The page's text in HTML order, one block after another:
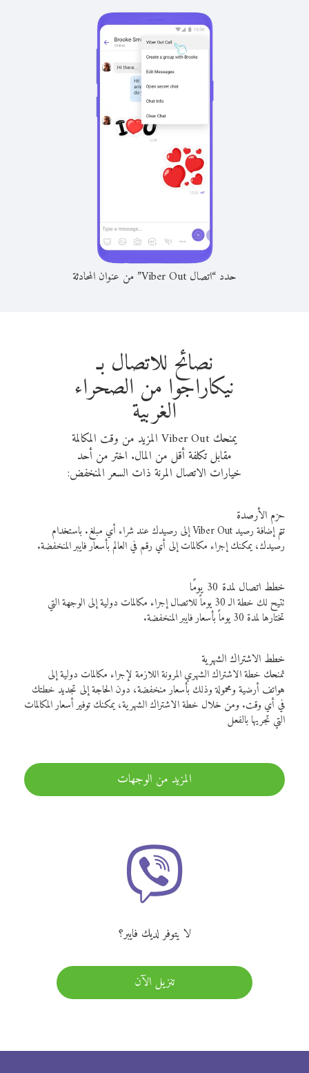
حدد “اتصال Viber Out” من عنوان المحادثة
نصائح للاتصال بـ
نيكاراجوا من الصحراء
الغربية
يمنحك Viber Out المزيد من وقت المكالمة
مقابل تكلفة أقل من المال. اختر من أحد
خيارات الاتصال المرنة ذات السعر المنخفض:
حزم الأرصدة
تتم إضافة رصيد Viber Out إلى رصيدك عند شراء أي مبلغ. باستخدام
رصيدك، يمكنك إجراء مكالمات إلى أي رقم في العالم بأسعار فايبر المنخفضة.
خطط اتصال لمدة 30 يومًا
تتيح لك خطة الـ 30 يوماً للاتصال إجراء مكالمات دولية إلى الوجهة التي
تختارها لمدة 30 يوماً بأسعار فايبر المنخفضة.
خطط الاشتراك الشهرية
تمنحك خطة الاشتراك الشهري المرونة اللازمة لإجراء مكالمات دولية إلى
هواتف أرضية ومحمولة وذلك بأسعار منخفضة، دون الحاجة إلى تجديد خطتك
في أي وقت. ومن خلال خطة الاشتراك الشهرية، يمكنك توفير أسعار المكالمات
التي تجريها بالفعل
المزيد من الوجهات
لا يتوفر لديك فايبر؟
تنزيل الآن